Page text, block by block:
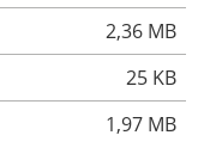
2,36 MB
25 KB
1,97 MB